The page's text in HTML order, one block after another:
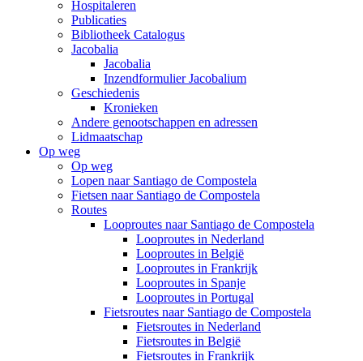
Hospitaleren
Publicaties
Bibliotheek Catalogus
Jacobalia
Jacobalia
Inzendformulier Jacobalium
Geschiedenis
Kronieken
Andere genootschappen en adressen
Lidmaatschap
Op weg
Op weg
Lopen naar Santiago de Compostela
Fietsen naar Santiago de Compostela
Routes
Looproutes naar Santiago de Compostela
Looproutes in Nederland
Looproutes in België
Looproutes in Frankrijk
Looproutes in Spanje
Looproutes in Portugal
Fietsroutes naar Santiago de Compostela
Fietsroutes in Nederland
Fietsroutes in België
Fietsroutes in Frankrijk